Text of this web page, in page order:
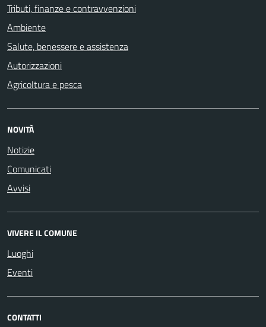
Tributi, finanze e contravvenzioni
Ambiente
Salute, benessere e assistenza
Autorizzazioni
Agricoltura e pesca
NOVITÀ
Notizie
Comunicati
Avvisi
VIVERE IL COMUNE
Luoghi
Eventi
CONTATTI